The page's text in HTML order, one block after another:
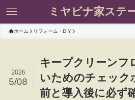
ミヤビナ家ステ
ホーム リフォーム・DIY
キープクリーンフ
いためのチェック
前と導入後に必ず
2026
5/08